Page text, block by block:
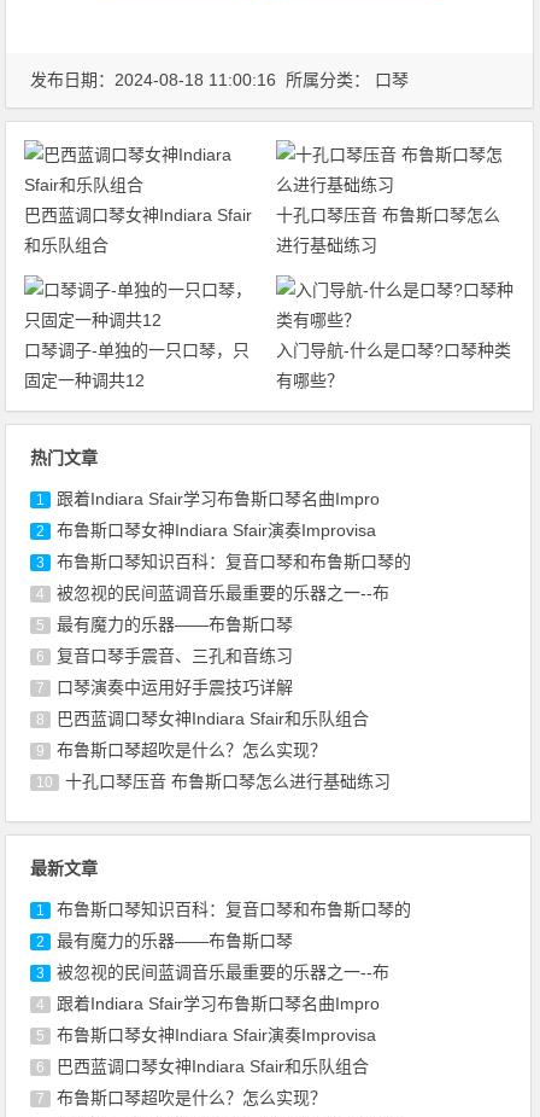
发布日期：2024-08-18 11:00:16 所属分类： 口琴
巴西蓝调口琴女神Indiara Sfair
和乐队组合
十孔口琴压音 布鲁斯口琴怎么
进行基础练习
口琴调子-单独的一只口琴，只
固定一种调共12
入门导航-什么是口琴?口琴种类
有哪些？
热门文章
1 跟着Indiara Sfair学习布鲁斯口琴名曲Impro
2 布鲁斯口琴女神Indiara Sfair演奏Improvisa
3 布鲁斯口琴知识百科：复音口琴和布鲁斯口琴的
4 被忽视的民间蓝调音乐最重要的乐器之一--布
5 最有魔力的乐器——布鲁斯口琴
6 复音口琴手震音、三孔和音练习
7 口琴演奏中运用好手震技巧详解
8 巴西蓝调口琴女神Indiara Sfair和乐队组合
9 布鲁斯口琴超吹是什么？怎么实现？
10 十孔口琴压音 布鲁斯口琴怎么进行基础练习
最新文章
1 布鲁斯口琴知识百科：复音口琴和布鲁斯口琴的
2 最有魔力的乐器——布鲁斯口琴
3 被忽视的民间蓝调音乐最重要的乐器之一--布
4 跟着Indiara Sfair学习布鲁斯口琴名曲Impro
5 布鲁斯口琴女神Indiara Sfair演奏Improvisa
6 巴西蓝调口琴女神Indiara Sfair和乐队组合
7 布鲁斯口琴超吹是什么？怎么实现？